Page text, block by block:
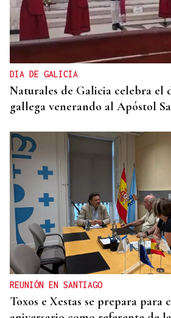
DIA DE GALICIA
Naturales de Galicia celebra el
gallega venerando al Apóstol
REUNIÓN EN SANTIAGO
Toxos e Xestas se prepara para